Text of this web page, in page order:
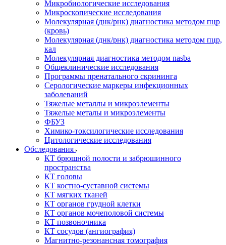
Микробиологические исследования
Микроскопические исследования
Молекулярная (днк/рнк) диагностика методом пцр
(кровь)
Молекулярная (днк/рнк) диагностика методом пцр,
кал
Молекулярная диагностика методом nasba
Общеклинические исследования
Программы пренатального скрининга
Серологические маркеры инфекционных
заболеваний
Тяжелые металлы и микроэлементы
Тяжелые металы и микроэлементы
ФБУЗ
Химико-токсилогические исследования
Цитологические исследования
Обследования
КТ брюшной полости и забрюшинного
пространства
КТ головы
КТ костно-суставной системы
КТ мягких тканей
КТ органов грудной клетки
КТ органов мочеполовой системы
КТ позвоночника
КТ сосудов (ангиография)
Магнитно-резонансная томография